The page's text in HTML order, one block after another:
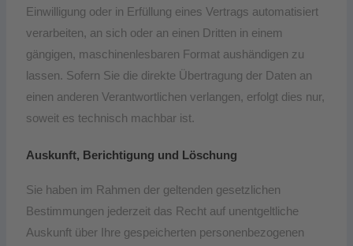
Einwilligung oder in Erfüllung eines Vertrags automatisiert
verarbeiten, an sich oder an einen Dritten in einem
gängigen, maschinenlesbaren Format aushändigen zu
lassen. Sofern Sie die direkte Übertragung der Daten an
einen anderen Verantwortlichen verlangen, erfolgt dies nur,
soweit es technisch machbar ist.
Auskunft, Berichtigung und Löschung
Sie haben im Rahmen der geltenden gesetzlichen
Bestimmungen jederzeit das Recht auf unentgeltliche
Auskunft über Ihre gespeicherten personenbezogenen